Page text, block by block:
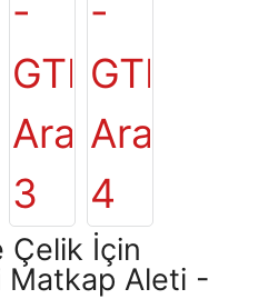
Çelik İçin
Matkap Aleti -